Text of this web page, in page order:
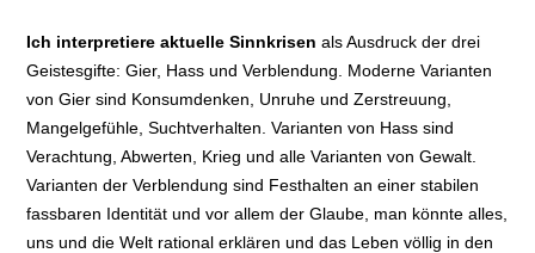
Ich interpretiere aktuelle Sinnkrisen als Ausdruck der drei
Geistesgifte: Gier, Hass und Verblendung. Moderne Varianten
von Gier sind Konsumdenken, Unruhe und Zerstreuung,
Mangelgefühle, Suchtverhalten. Varianten von Hass sind
Verachtung, Abwerten, Krieg und alle Varianten von Gewalt.
Varianten der Verblendung sind Festhalten an einer stabilen
fassbaren Identität und vor allem der Glaube, man könnte alles,
uns und die Welt rational erklären und das Leben völlig in den